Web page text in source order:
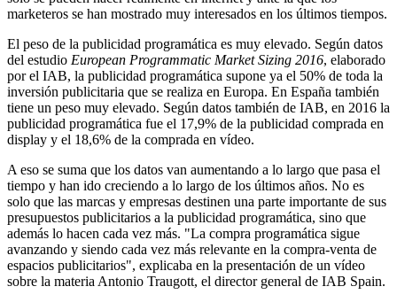
marketeros se han mostrado muy interesados en los últimos tiempos.
El peso de la publicidad programática es muy elevado. Según datos
del estudio European Programmatic Market Sizing 2016, elaborado
por el IAB, la publicidad programática supone ya el 50% de toda la
inversión publicitaria que se realiza en Europa. En España también
tiene un peso muy elevado. Según datos también de IAB, en 2016 la
publicidad programática fue el 17,9% de la publicidad comprada en
display y el 18,6% de la comprada en vídeo.
A eso se suma que los datos van aumentando a lo largo que pasa el
tiempo y han ido creciendo a lo largo de los últimos años. No es
solo que las marcas y empresas destinen una parte importante de sus
presupuestos publicitarios a la publicidad programática, sino que
además lo hacen cada vez más. "La compra programática sigue
avanzando y siendo cada vez más relevante en la compra-venta de
espacios publicitarios", explicaba en la presentación de un vídeo
sobre la materia Antonio Traugott, el director general de IAB Spain.